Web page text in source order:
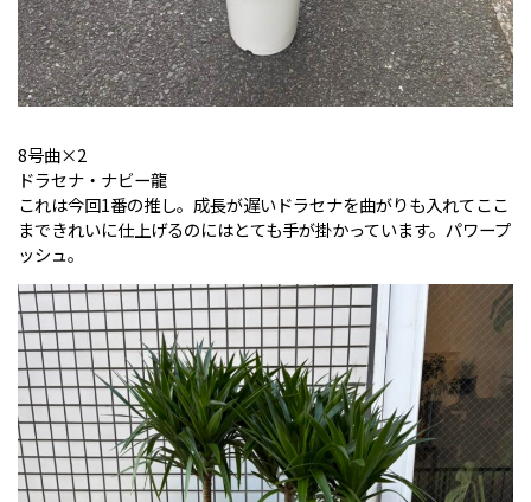
8号曲×2
ドラセナ・ナビー龍
これは今回1番の推し。成長が遅いドラセナを曲がりも入れてここ
まできれいに仕上げるのにはとても手が掛かっています。パワープ
ッシュ。